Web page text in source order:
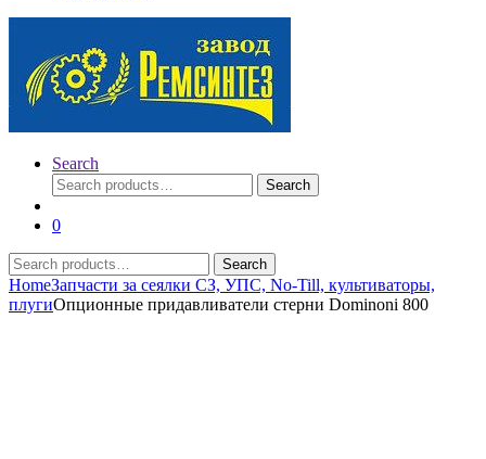
Search
Search
for:
Search
0
Search
for:
Search
HomeЗапчасти за сеялки СЗ, УПС, No-Till, культиваторы,
плугиОпционные придавливатели стерни Dominoni 800